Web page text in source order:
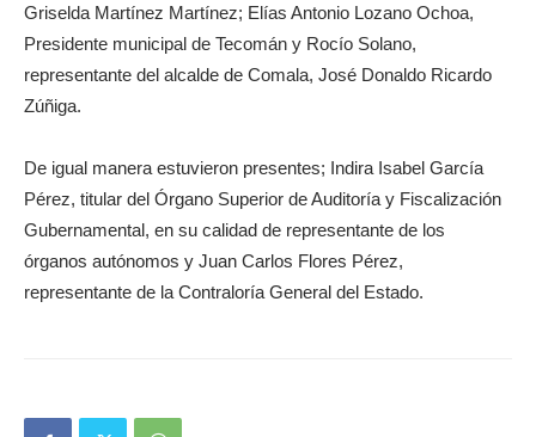
Griselda Martínez Martínez; Elías Antonio Lozano Ochoa,
Presidente municipal de Tecomán y Rocío Solano,
representante del alcalde de Comala, José Donaldo Ricardo
Zúñiga.
De igual manera estuvieron presentes; Indira Isabel García
Pérez, titular del Órgano Superior de Auditoría y Fiscalización
Gubernamental, en su calidad de representante de los
órganos autónomos y Juan Carlos Flores Pérez,
representante de la Contraloría General del Estado.